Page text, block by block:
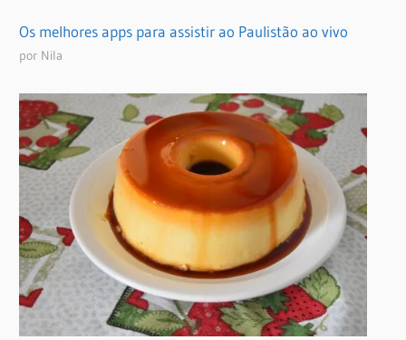
Os melhores apps para assistir ao Paulistão ao vivo
por Nila